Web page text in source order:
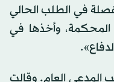
في الطلب الحالي
وأخذها في
العام. وقالت